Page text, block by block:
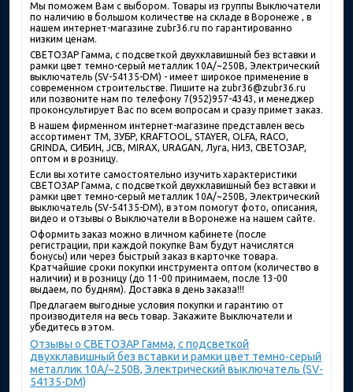
Мы поможем Вам с выбором. Товары из группы Выключатели
по наличию в большом количестве на складе в Воронеже , в
нашем интернет-магазине zubr36.ru по гарантированно
низким ценам.
СВЕТОЗАР Гамма, с подсветкой двухклавишный без вставки и
рамки цвет темно-серый металлик 10A/~250B, Электрический
выключатель (SV-54135-DM) - имеет широкое применение в
современном строительстве. Пишите на zubr36@zubr36.ru
или позвоните нам по телефону 7(952)957-4343, и менеджер
проконсультирует Вас по всем вопросам и сразу примет заказ.
В нашем фирменном интернет-магазине представлен весь
ассортимент ТМ, ЗУБР, KRAFTOOL, STAYER, OLFA, RACO,
GRINDA, СИБИН, JCB, MIRAX, URAGAN, Луга, НИЗ, СВЕТОЗАР,
оптом и в розницу.
Если вы хотите самостоятельно изучить характеристики
СВЕТОЗАР Гамма, с подсветкой двухклавишный без вставки и
рамки цвет темно-серый металлик 10A/~250B, Электрический
выключатель (SV-54135-DM), в этом помогут фото, описания,
видео и отзывы о Выключатели в Воронеже на нашем сайте.
Оформить заказ можно в личном кабинете (после
регистрации, при каждой покупке Вам будут начислятся
бонусы) или через быстрый заказ в карточке товара.
Кратчайшие сроки покупки инструмента оптом (количество в
наличии) и в розницу (до 11-00 принимаем, после 13-00
выдаем, по будням). Доставка в день заказа!!!
Предлагаем выгодные условия покупки и гарантию от
производителя на весь товар. Закажите Выключатели и
убедитесь в этом.
Отзывы о СВЕТОЗАР Гамма, с подсветкой
двухклавишный без вставки и рамки цвет темно-серый
металлик 10A/~250B, Электрический выключатель (SV-
54135-DM)